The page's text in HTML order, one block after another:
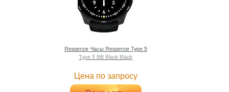
Ressence Часы Ressence Type 5
Type 5 BB Black Black
Цена по запросу